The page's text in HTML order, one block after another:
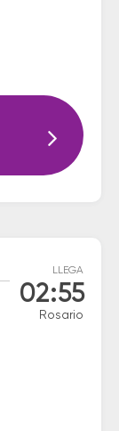
LLEGA
02:55
Rosario